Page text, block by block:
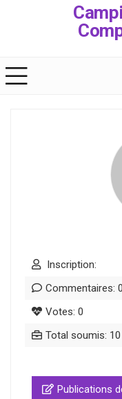
Inscription:
Commentaires: 0
Votes: 0
Total soumis: 10
Publications